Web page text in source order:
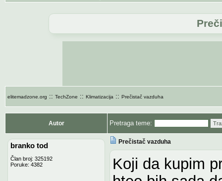
elitemadzone.org :: TechZone :: Klimatizacija :: Prečistač vazduha
Autor Pretraga teme:
branko tod
Član broj: 325192
Poruke: 4382
Prečistač vazduha
Koji da kupim